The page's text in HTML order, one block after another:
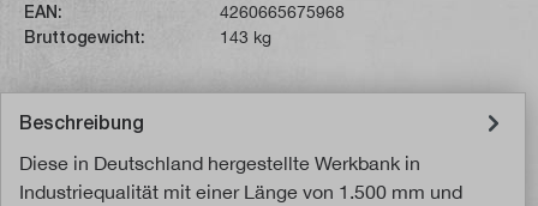
EAN:
4260665675968
Bruttogewicht:
143 kg
Beschreibung
Diese in Deutschland hergestellte Werkbank in
Industriequalität mit einer Länge von 1.500 mm und